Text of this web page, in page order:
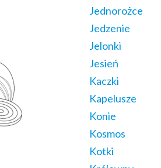
Jednorożce
Jedzenie
Jelonki
Jesień
Kaczki
Kapelusze
Konie
Kosmos
Kotki